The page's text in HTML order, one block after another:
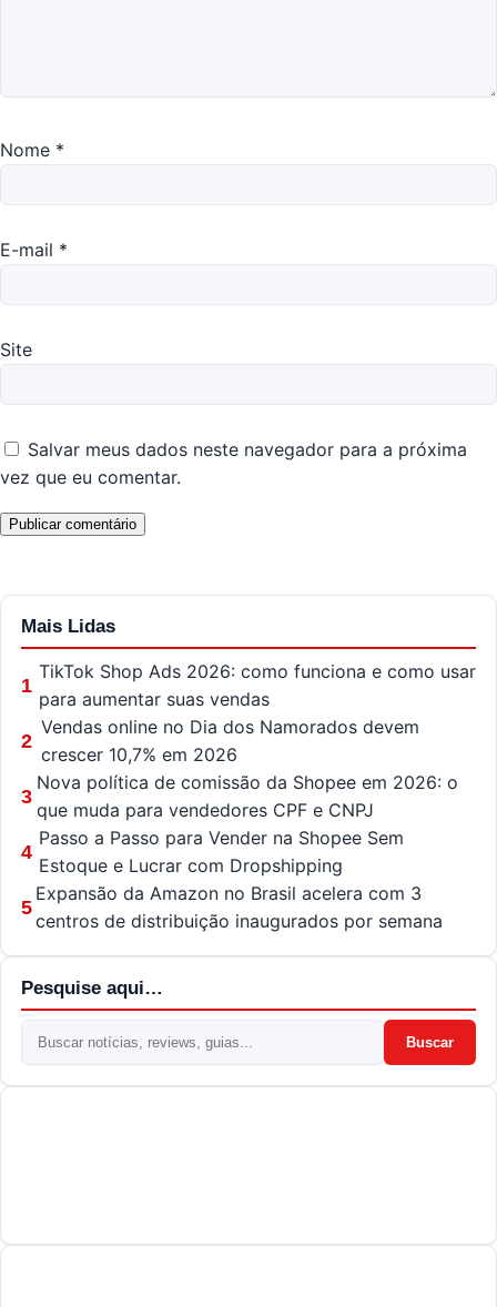
Nome *
E-mail *
Site
Salvar meus dados neste navegador para a próxima
vez que eu comentar.
Mais Lidas
1
TikTok Shop Ads 2026: como funciona e como usar
para aumentar suas vendas
2
Vendas online no Dia dos Namorados devem
crescer 10,7% em 2026
3
Nova política de comissão da Shopee em 2026: o
que muda para vendedores CPF e CNPJ
4
Passo a Passo para Vender na Shopee Sem
Estoque e Lucrar com Dropshipping
5
Expansão da Amazon no Brasil acelera com 3
centros de distribuição inaugurados por semana
Pesquise aqui…
Buscar